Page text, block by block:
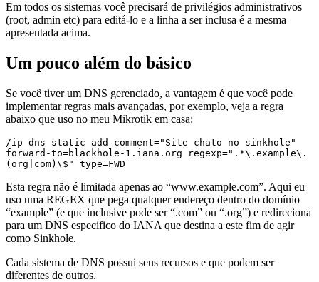
Em todos os sistemas você precisará de privilégios administrativos
(root, admin etc) para editá-lo e a linha a ser inclusa é a mesma
apresentada acima.
Um pouco além do básico
Se você tiver um DNS gerenciado, a vantagem é que você pode
implementar regras mais avançadas, por exemplo, veja a regra
abaixo que uso no meu Mikrotik em casa:
/ip dns static add comment="Site chato no sinkhole"
forward-to=blackhole-1.iana.org regexp=".*\.example\.
(org|com)\$" type=FWD
Esta regra não é limitada apenas ao “www.example.com”. Aqui eu
uso uma REGEX que pega qualquer endereço dentro do domínio
“example” (e que inclusive pode ser “.com” ou “.org”) e redireciona
para um DNS especifico do IANA que destina a este fim de agir
como Sinkhole.
Cada sistema de DNS possui seus recursos e que podem ser
diferentes de outros.